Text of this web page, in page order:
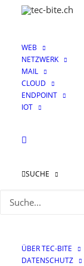
WEB
NETZWERK
MAIL
CLOUD
ENDPOINT
IOT
SUCHE
ÜBER TEC-BITE
DATENSCHUTZ